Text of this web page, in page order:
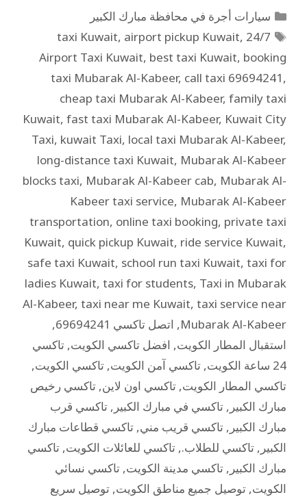
سيارات أجرة في محافظة مبارك الكبير
24/7 taxi Kuwait
, airport pickup Kuwait,
Airport Taxi Kuwait, best taxi Kuwait, booking
taxi Mubarak Al-Kabeer, call taxi 69694241,
cheap taxi Mubarak Al-Kabeer, family taxi
Kuwait, fast taxi Mubarak Al-Kabeer, Kuwait City
Taxi, kuwait Taxi, local taxi Mubarak Al-Kabeer,
long-distance taxi Kuwait, Mubarak Al-Kabeer
blocks taxi, Mubarak Al-Kabeer cab, Mubarak Al-
Kabeer taxi service, Mubarak Al-Kabeer
transportation, online taxi booking, private taxi
Kuwait, quick pickup Kuwait, ride service Kuwait,
safe taxi Kuwait, school run taxi Kuwait, taxi for
ladies Kuwait, taxi for students, Taxi in Mubarak
Al-Kabeer, taxi near me Kuwait, taxi service near
Mubarak Al-Kabeer
, اتصل تاكسي 69694241
,
استقبال المطار الكويت, افضل تاكسي الكويت, تاكسي
24 ساعة الكويت
, تاكسي آمن الكويت, تاكسي الكويت,
تاكسي المطار الكويت, تاكسي اون لاين, تاكسي رخيص
مبارك الكبير , تاكسي في مبارك الكبير , تاكسي قرب
مبارك الكبير , تاكسي قريب مني, تاكسي قطاعات مبارك
الكبير , تاكسي للطلاب., تاكسي للعائلات الكويت, تاكسي
مبارك الكبير , تاكسي مدينة الكويت, تاكسي نسائي
الكويت, توصيل جميع مناطق الكويت, توصيل سريع